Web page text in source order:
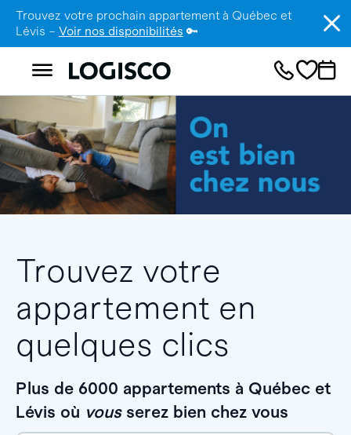
Trouvez votre prochain appartement à Québec et
Lévis – Voir nos disponibilités 🔑
Trouvez votre
appartement en
quelques clics
Plus de 6000 appartements à Québec et
Lévis où vous serez bien chez vous